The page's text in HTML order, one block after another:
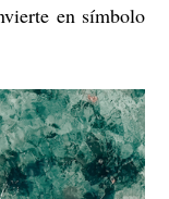
en símbolo